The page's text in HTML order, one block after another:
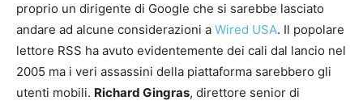
proprio un dirigente di Google che si sarebbe lasciato
andare ad alcune considerazioni a Wired USA. Il popolare
lettore RSS ha avuto evidentemente dei cali dal lancio nel
2005 ma i veri assassini della piattaforma sarebbero gli
utenti mobili. Richard Gingras, direttore senior di